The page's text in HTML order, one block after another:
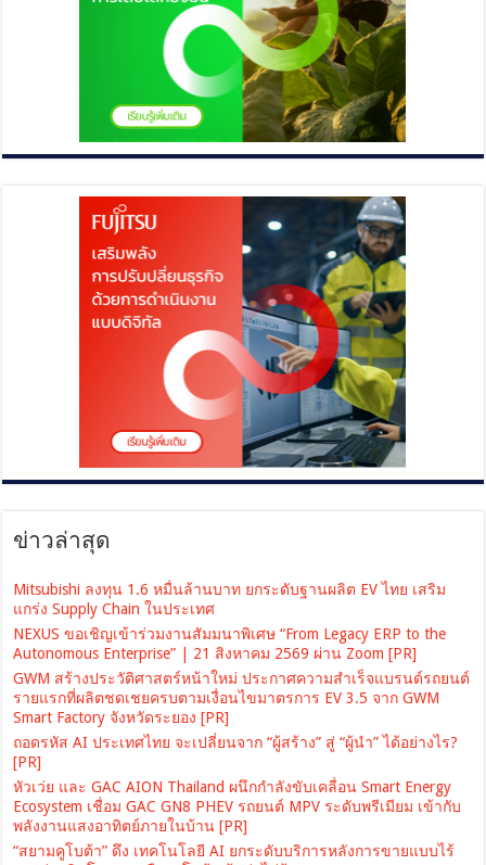
ข่าวล่าสุด
Mitsubishi ลงทุน 1.6 หมื่นล้านบาท ยกระดับฐานผลิต EV ไทย เสริม
แกร่ง Supply Chain ในประเทศ
NEXUS ขอเชิญเข้าร่วมงานสัมมนาพิเศษ “From Legacy ERP to the
Autonomous Enterprise” | 21 สิงหาคม 2569 ผ่าน Zoom [PR]
GWM สร้างประวัติศาสตร์หน้าใหม่ ประกาศความสำเร็จแบรนด์รถยนต์
รายแรกที่ผลิตชดเชยครบตามเงื่อนไขมาตรการ EV 3.5 จาก GWM
Smart Factory จังหวัดระยอง [PR]
ถอดรหัส AI ประเทศไทย จะเปลี่ยนจาก “ผู้สร้าง” สู่ “ผู้นำ” ได้อย่างไร?
[PR]
หัวเว่ย และ GAC AION Thailand ผนึกกำลังขับเคลื่อน Smart Energy
Ecosystem เชื่อม GAC GN8 PHEV รถยนต์ MPV ระดับพรีเมียม เข้ากับ
พลังงานแสงอาทิตย์ภายในบ้าน [PR]
“สยามคูโบต้า” ดึง เทคโนโลยี AI ยกระดับบริการหลังการขายแบบไร้